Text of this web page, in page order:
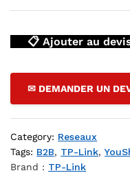
19" — YouShop DZ
📋 Ajouter au
✉ DEMANDER UN
Category: Reseaux
Tags: B2B, TP-Link,
Brand : TP-Link